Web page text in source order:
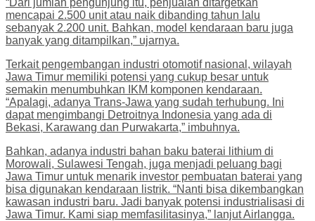
mencapai 2.500 unit atau naik dibanding tahun lalu
sebanyak 2.200 unit. Bahkan, model kendaraan baru juga
banyak yang ditampilkan,” ujarnya.
Terkait pengembangan industri otomotif nasional, wilayah
Jawa Timur memiliki potensi yang cukup besar untuk
semakin menumbuhkan IKM komponen kendaraan.
“Apalagi, adanya Trans-Jawa yang sudah terhubung. Ini
dapat mengimbangi Detroitnya Indonesia yang ada di
Bekasi, Karawang dan Purwakarta,” imbuhnya.
Bahkan, adanya industri bahan baku baterai lithium di
Morowali, Sulawesi Tengah, juga menjadi peluang bagi
Jawa Timur untuk menarik investor pembuatan baterai yang
bisa digunakan kendaraan listrik. “Nanti bisa dikembangkan
kawasan industri baru. Jadi banyak potensi industrialisasi di
Jawa Timur. Kami siap memfasilitasinya,” lanjut Airlangga.